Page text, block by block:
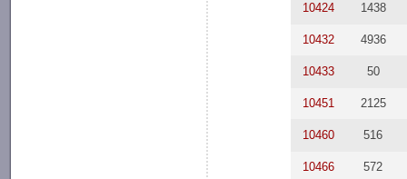
10424 1438
10432 4936
10433 50
10451 2125
10460 516
10466 572